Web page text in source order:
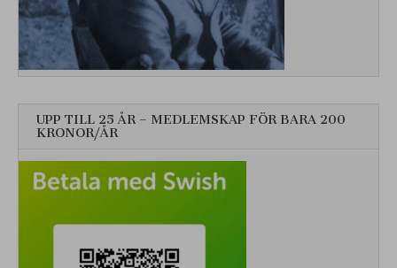
UPP TILL 25 ÅR – MEDLEMSKAP FÖR BARA 200
KRONOR/ÅR